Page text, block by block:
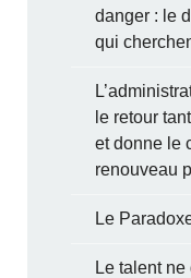
danger : le
qui
le retour
et donne le
renouveau
Le
Le talent